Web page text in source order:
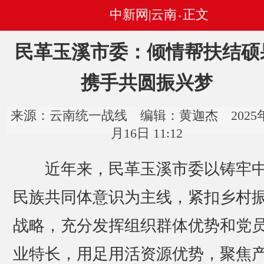
中新网|云南 • 正文
民革玉溪市委：倾情帮扶结
携手共圆振兴梦
来源：云南统一战线 编辑：黄迦杰 2025
月16日 11:12
近年来，民革玉溪市委以铸牢
民族共同体意识为主线，紧扣乡村
战略，充分发挥组织群体优势和党
业特长，用足用活资源优势，聚焦